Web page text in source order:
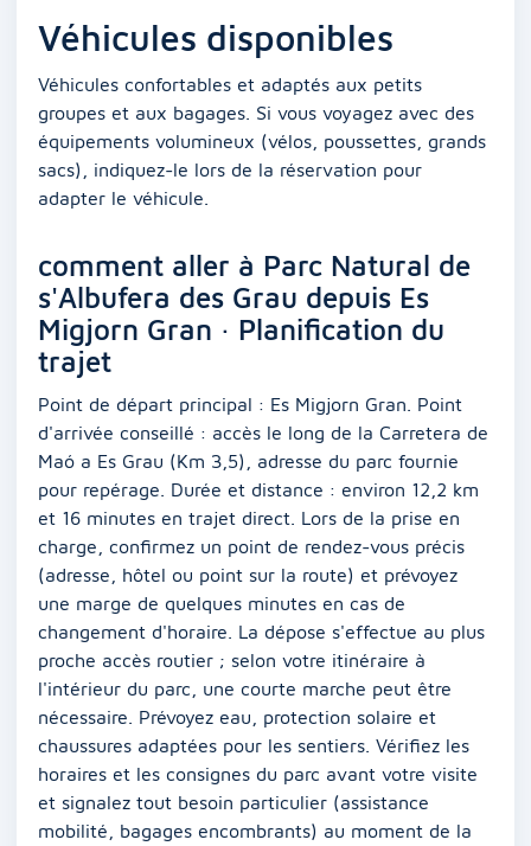
Véhicules disponibles
Véhicules confortables et adaptés aux petits
groupes et aux bagages. Si vous voyagez avec des
équipements volumineux (vélos, poussettes, grands
sacs), indiquez-le lors de la réservation pour
adapter le véhicule.
comment aller à Parc Natural de
s'Albufera des Grau depuis Es
Migjorn Gran · Planification du
trajet
Point de départ principal : Es Migjorn Gran. Point
d'arrivée conseillé : accès le long de la Carretera de
Maó a Es Grau (Km 3,5), adresse du parc fournie
pour repérage. Durée et distance : environ 12,2 km
et 16 minutes en trajet direct. Lors de la prise en
charge, confirmez un point de rendez-vous précis
(adresse, hôtel ou point sur la route) et prévoyez
une marge de quelques minutes en cas de
changement d'horaire. La dépose s'effectue au plus
proche accès routier ; selon votre itinéraire à
l'intérieur du parc, une courte marche peut être
nécessaire. Prévoyez eau, protection solaire et
chaussures adaptées pour les sentiers. Vérifiez les
horaires et les consignes du parc avant votre visite
et signalez tout besoin particulier (assistance
mobilité, bagages encombrants) au moment de la